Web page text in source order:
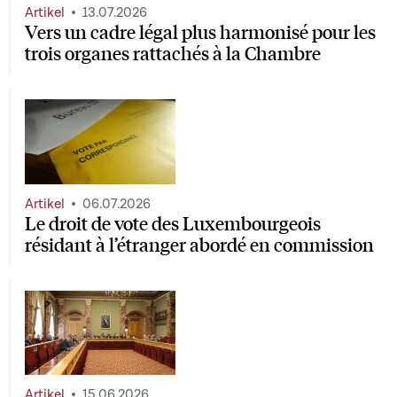
Vers un cadre légal plus harmonisé pour les
trois organes rattachés à la Chambre
Artikel 13.07.2026
Le droit de vote des Luxembourgeois
résidant à l’étranger abordé en commission
Artikel 06.07.2026